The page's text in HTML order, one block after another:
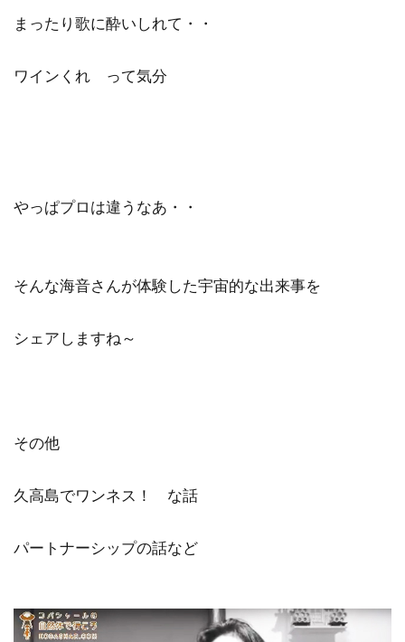
まったり歌に酔いしれて・・
ワインくれ って気分
やっぱプロは違うなあ・・
そんな海音さんが体験した宇宙的な出来事を
シェアしますね～
その他
久高島でワンネス！ な話
パートナーシップの話など